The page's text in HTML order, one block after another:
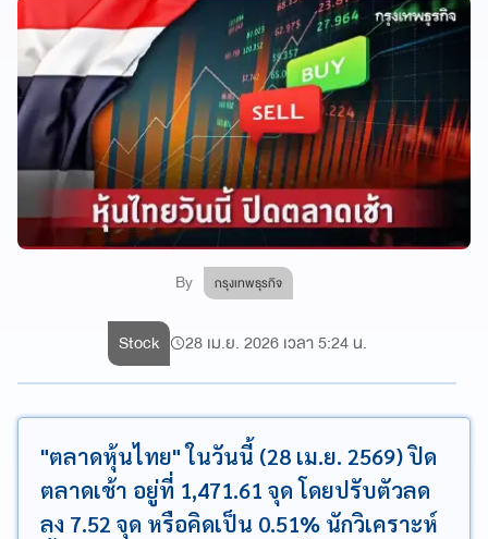
By กรุงเทพธุรกิจ
Stock 28 เม.ย. 2026 เวลา 5:24 น.
"ตลาดหุ้นไทย" ในวันนี้ (28 เม.ย. 2569) ปิด
ตลาดเช้า อยู่ที่ 1,471.61 จุด โดยปรับตัวลด
ลง 7.52 จุด หรือคิดเป็น 0.51% นักวิเคราะห์